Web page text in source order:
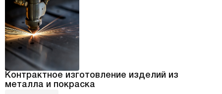
Контрактное изготовление изделий из
металла и покраска